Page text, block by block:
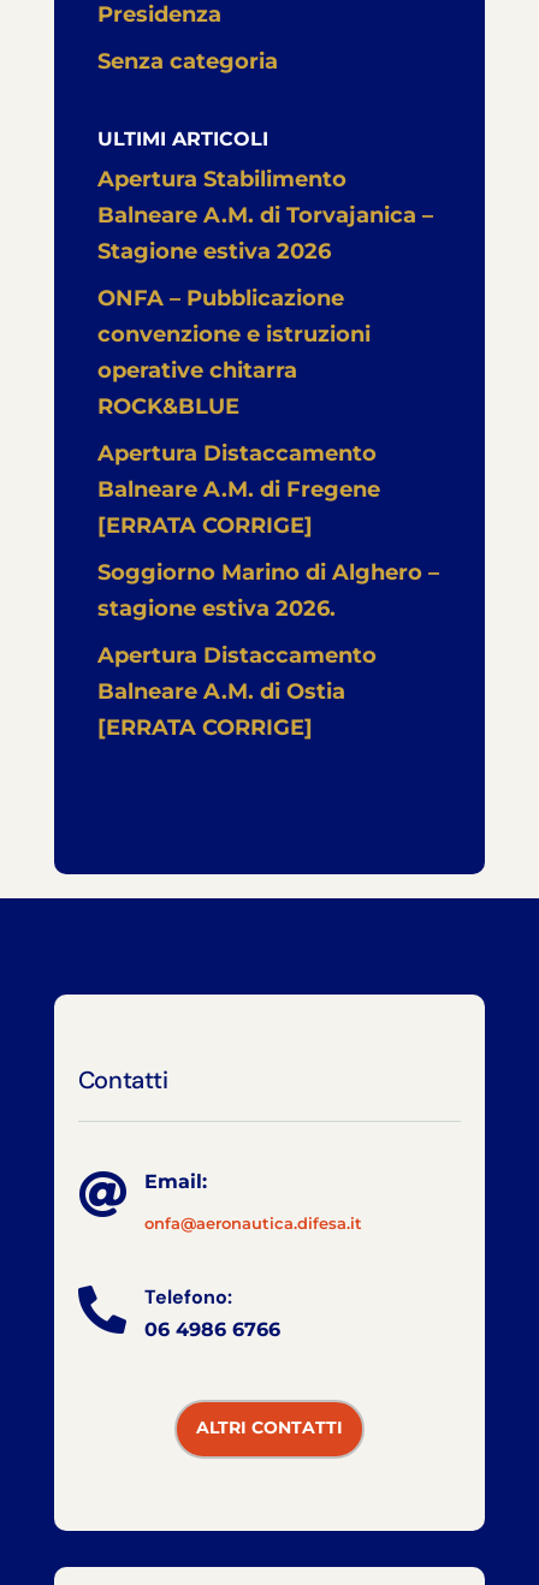
Presidenza
Senza categoria
ULTIMI ARTICOLI
Apertura Stabilimento
Balneare A.M. di Torvajanica –
Stagione estiva 2026
ONFA – Pubblicazione
convenzione e istruzioni
operative chitarra
ROCK&BLUE
Apertura Distaccamento
Balneare A.M. di Fregene
[ERRATA CORRIGE]
Soggiorno Marino di Alghero –
stagione estiva 2026.
Apertura Distaccamento
Balneare A.M. di Ostia
[ERRATA CORRIGE]
Contatti
 Email:
onfa@aeronautica.difesa.it
 Telefono:
06 4986 6766
ALTRI CONTATTI